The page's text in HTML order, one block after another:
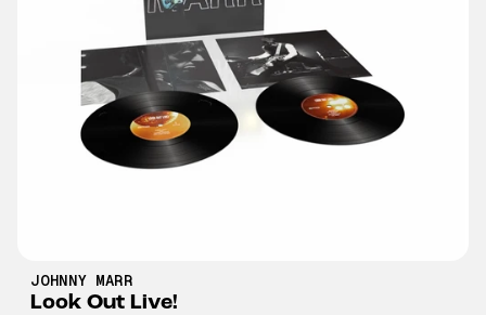
JOHNNY MARR
Look Out Live!